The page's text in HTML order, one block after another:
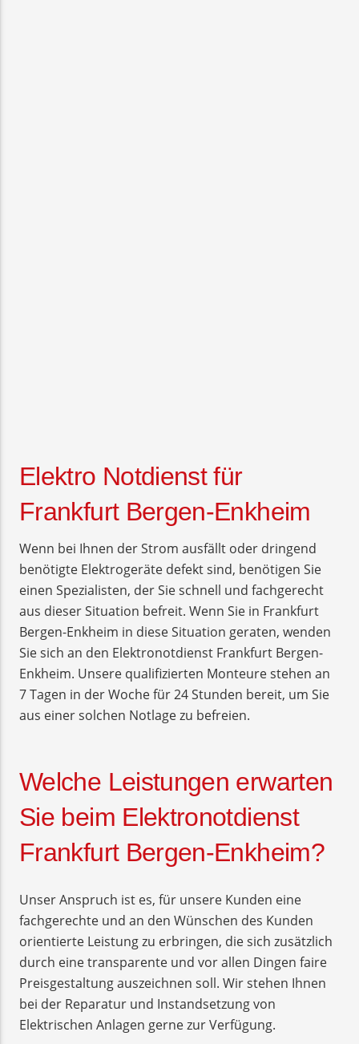
Elektro Notdienst für
Frankfurt Bergen-Enkheim
Wenn bei Ihnen der Strom ausfällt oder dringend
benötigte Elektrogeräte defekt sind, benötigen Sie
einen Spezialisten, der Sie schnell und fachgerecht
aus dieser Situation befreit. Wenn Sie in Frankfurt
Bergen-Enkheim in diese Situation geraten, wenden
Sie sich an den Elektronotdienst Frankfurt Bergen-
Enkheim. Unsere qualifizierten Monteure stehen an
7 Tagen in der Woche für 24 Stunden bereit, um Sie
aus einer solchen Notlage zu befreien.
Welche Leistungen erwarten
Sie beim Elektronotdienst
Frankfurt Bergen-Enkheim?
Unser Anspruch ist es, für unsere Kunden eine
fachgerechte und an den Wünschen des Kunden
orientierte Leistung zu erbringen, die sich zusätzlich
durch eine transparente und vor allen Dingen faire
Preisgestaltung auszeichnen soll. Wir stehen Ihnen
bei der Reparatur und Instandsetzung von
Elektrischen Anlagen gerne zur Verfügung.